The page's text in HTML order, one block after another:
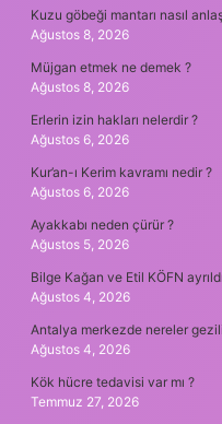
Kuzu göbeği mantarı nasıl
Ağustos 8, 2026
Müjgan etmek ne demek ?
Ağustos 8, 2026
Erlerin izin hakları nelerdir ?
Ağustos 6, 2026
Kur’an-ı Kerim kavramı nedir ?
Ağustos 6, 2026
Ayakkabı neden çürür ?
Ağustos 5, 2026
Bilge Kağan ve Etil KÖFN
Ağustos 4, 2026
Antalya merkezde nereler
Ağustos 4, 2026
Kök hücre tedavisi var mı ?
Temmuz 27, 2026